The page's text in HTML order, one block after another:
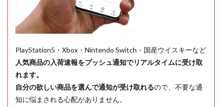
PlayStation5・Xbox・Nintendo Switch・国産ウイスキーなど
人気商品の入荷速報をプッシュ通知でリアルタイムに受け取
れます。
自分の欲しい商品を選んで通知が受け取れるので、不要な通
知に悩まされる心配がありません。